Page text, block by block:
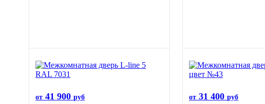
от 41 900 руб от 31 400 руб